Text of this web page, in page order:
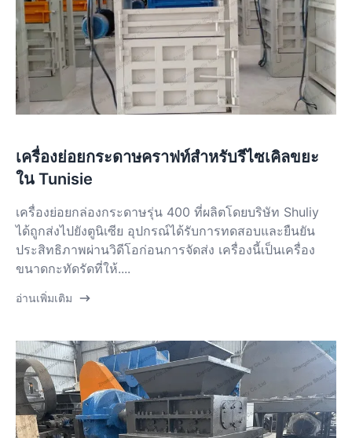
เครื่องย่อยกระดาษคราฟท์สำหรับรีไซเคิลขยะ
ใน Tunisie
เครื่องย่อยกล่องกระดาษรุ่น 400 ที่ผลิตโดยบริษัท Shuliy
ได้ถูกส่งไปยังตูนิเซีย อุปกรณ์ได้รับการทดสอบและยืนยัน
ประสิทธิภาพผ่านวิดีโอก่อนการจัดส่ง เครื่องนี้เป็นเครื่อง
ขนาดกะทัดรัดที่ให้....
อ่านเพิ่มเติม